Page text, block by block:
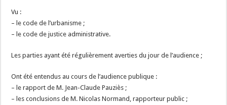
Vu :
– le code de l’urbanisme ;
– le code de justice administrative.
Les parties ayant été régulièrement averties du jour de l’audience ;
Ont été entendus au cours de l’audience publique :
– le rapport de M. Jean-Claude Pauziès ;
– les conclusions de M. Nicolas Normand, rapporteur public ;